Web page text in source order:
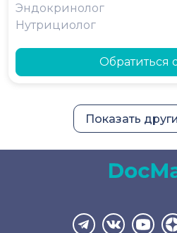
Эндокринолог
Нутрициолог
Обратиться
Показать